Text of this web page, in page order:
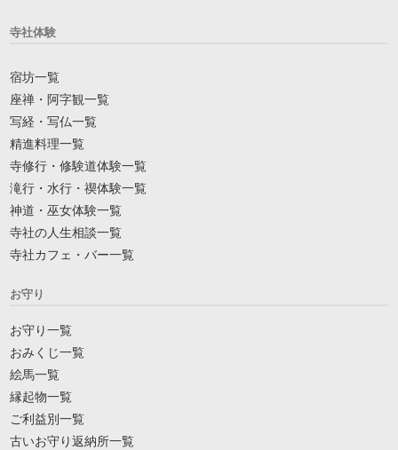
寺社体験
宿坊一覧
座禅・阿字観一覧
写経・写仏一覧
精進料理一覧
寺修行・修験道体験一覧
滝行・水行・禊体験一覧
神道・巫女体験一覧
寺社の人生相談一覧
寺社カフェ・バー一覧
お守り
お守り一覧
おみくじ一覧
絵馬一覧
縁起物一覧
ご利益別一覧
古いお守り返納所一覧